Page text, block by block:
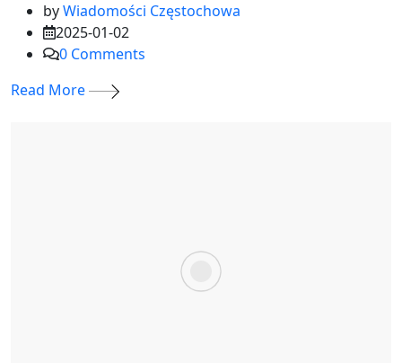
byWiadomości Częstochowa
2025-01-02
0 Comments
Read More